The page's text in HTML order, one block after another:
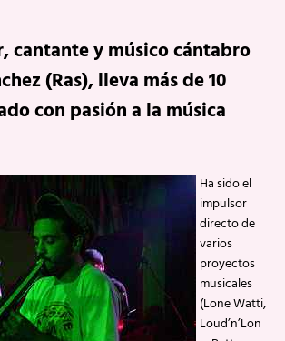
cantante y músico cántabro
(Ras), lleva más de 10
con pasión a la música
Ha sido el
impulsor
directo de
varios
proyectos
musicales
(Lone Watti,
Loud’n’Lon